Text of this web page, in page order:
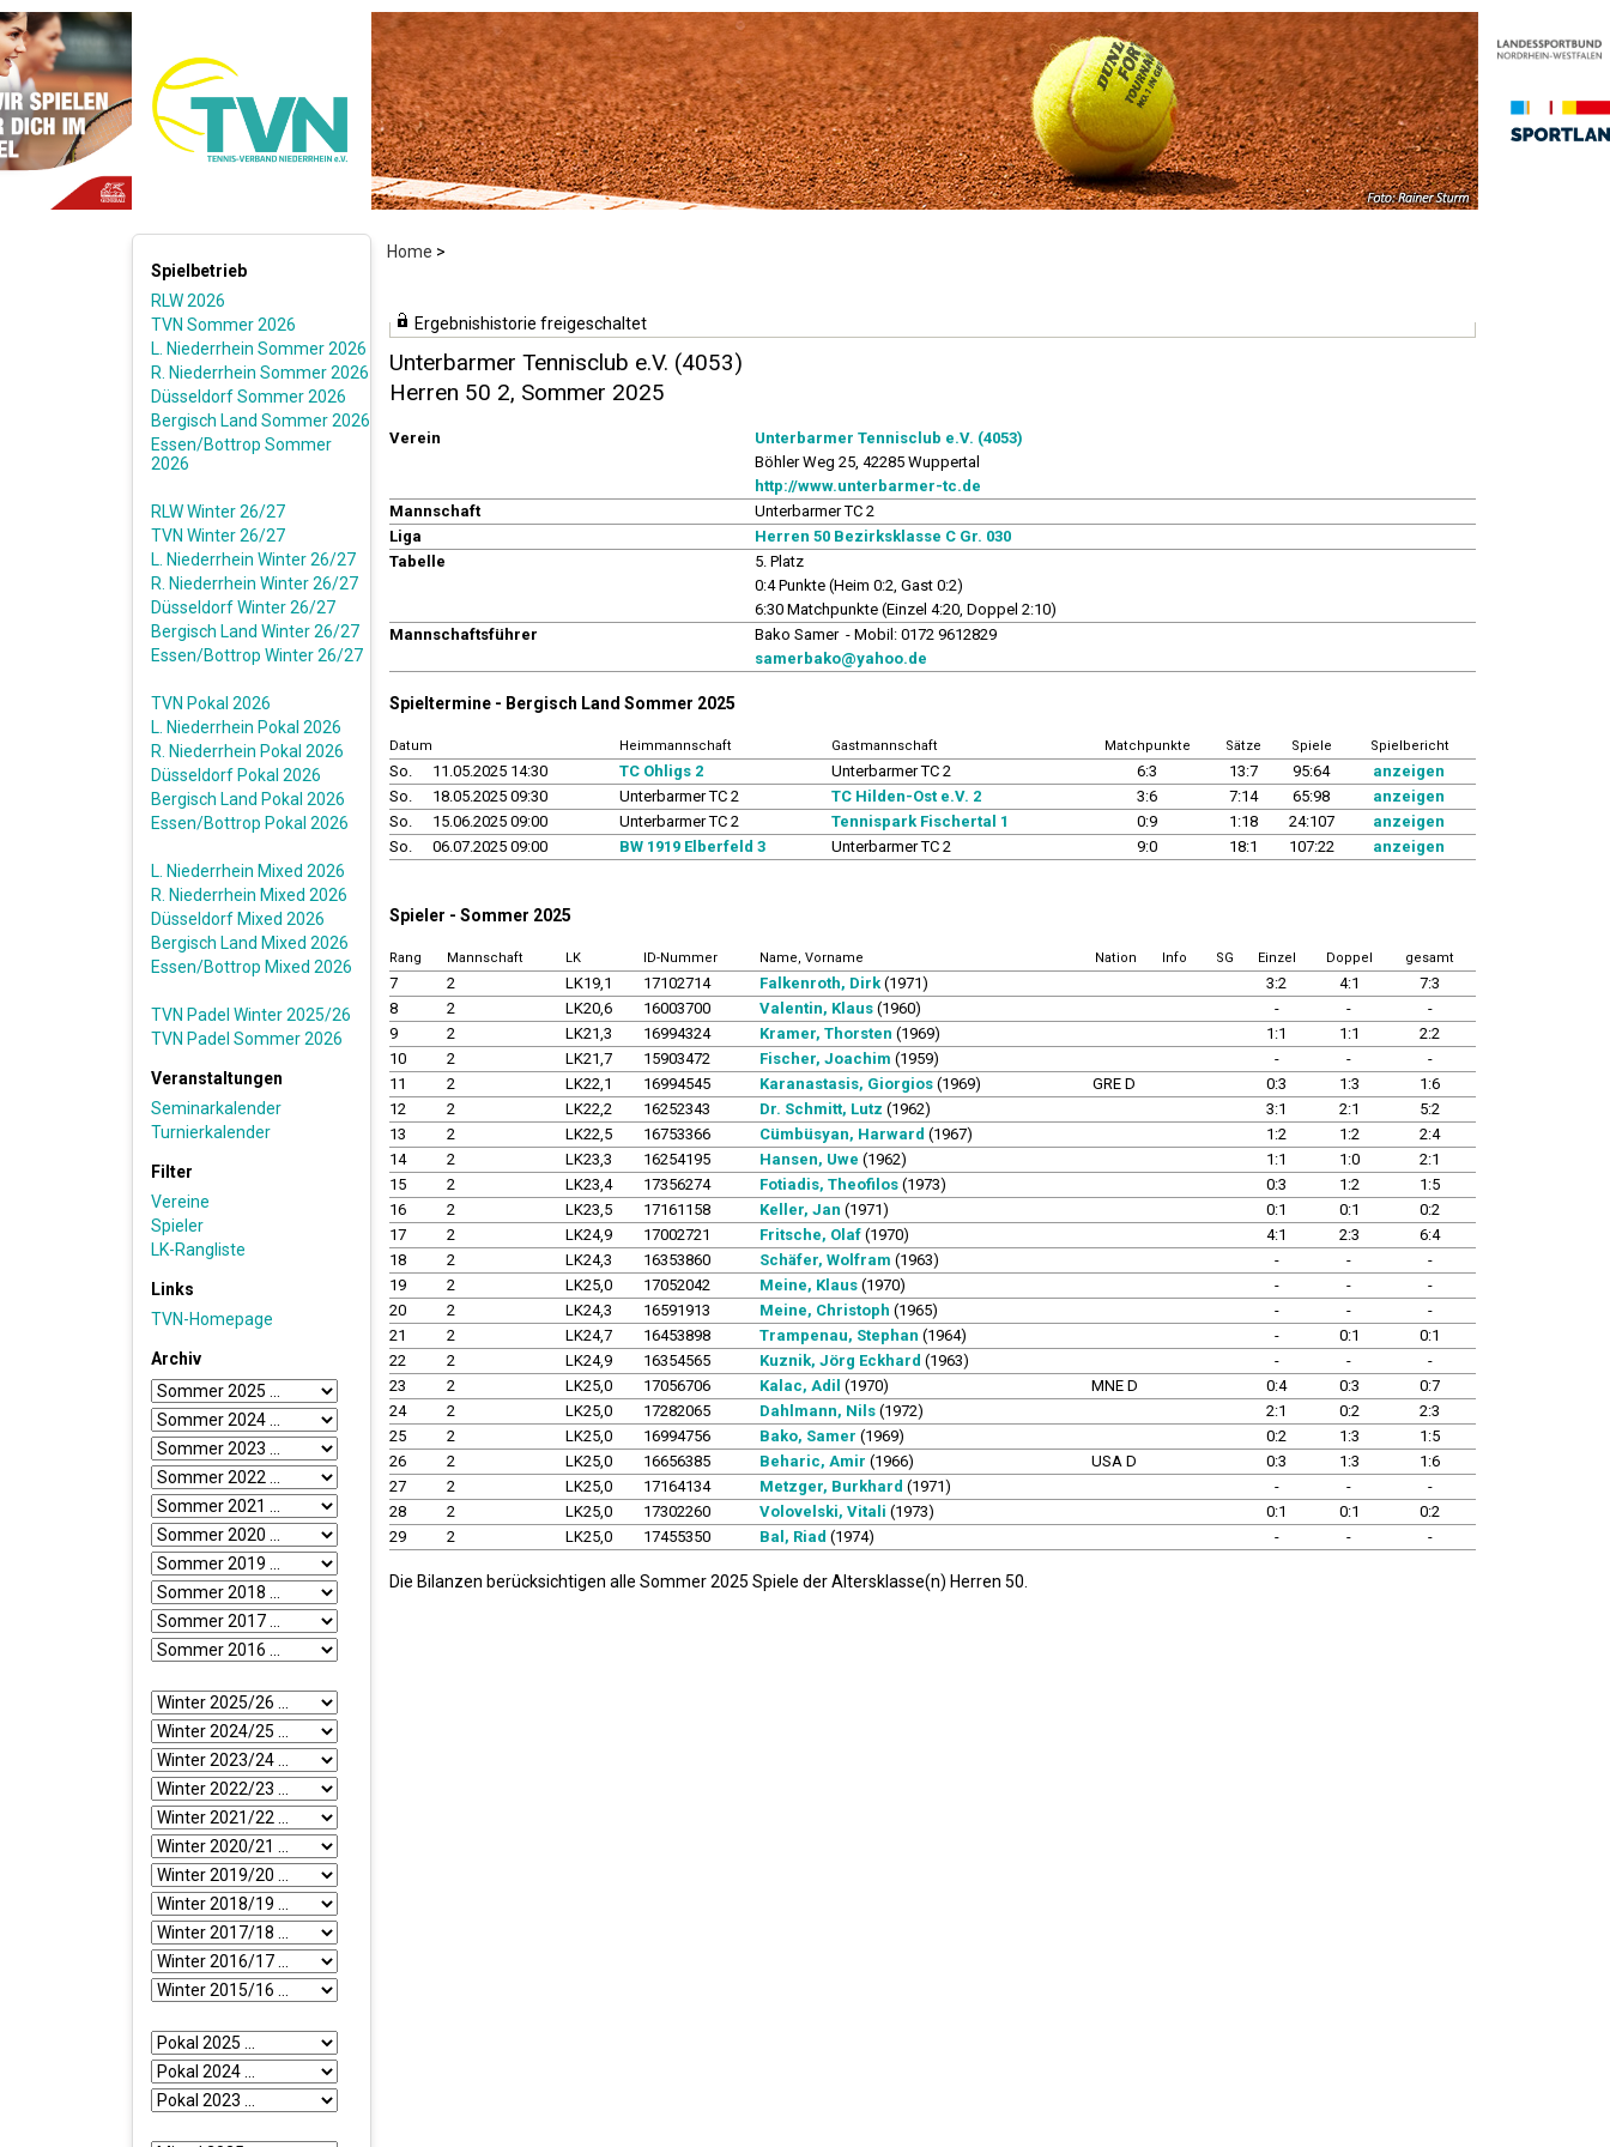
Home >
Spielbetrieb
RLW 2026
TVN Sommer 2026
L. Niederrhein Sommer 2026
R. Niederrhein Sommer 2026
Düsseldorf Sommer 2026
Bergisch Land Sommer 2026
Essen/Bottrop Sommer
2026
RLW Winter 26/27
TVN Winter 26/27
L. Niederrhein Winter 26/27
R. Niederrhein Winter 26/27
Düsseldorf Winter 26/27
Bergisch Land Winter 26/27
Essen/Bottrop Winter 26/27
TVN Pokal 2026
L. Niederrhein Pokal 2026
R. Niederrhein Pokal 2026
Düsseldorf Pokal 2026
Bergisch Land Pokal 2026
Essen/Bottrop Pokal 2026
L. Niederrhein Mixed 2026
R. Niederrhein Mixed 2026
Düsseldorf Mixed 2026
Bergisch Land Mixed 2026
Essen/Bottrop Mixed 2026
TVN Padel Winter 2025/26
TVN Padel Sommer 2026
Veranstaltungen
Seminarkalender
Turnierkalender
Filter
Vereine
Spieler
LK-Rangliste
Links
TVN-Homepage
Archiv
Ergebnishistorie freigeschaltet
Unterbarmer Tennisclub e.V. (4053)
Herren 50 2, Sommer 2025
Verein
Unterbarmer Tennisclub e.V. (4053)
Böhler Weg 25, 42285 Wuppertal
http://www.unterbarmer-tc.de
Mannschaft
Unterbarmer TC 2
Liga
Herren 50 Bezirksklasse C Gr. 030
Tabelle
5. Platz
0:4 Punkte (Heim 0:2, Gast 0:2)
6:30 Matchpunkte (Einzel 4:20, Doppel 2:10)
Mannschaftsführer
Bako Samer - Mobil: 0172 9612829
samerbako@yahoo.de
Spieltermine - Bergisch Land Sommer 2025
Datum Heimmannschaft Gastmannschaft Matchpunkte Sätze Spiele Spielbericht
So. 11.05.2025 14:30 TC Ohligs 2 Unterbarmer TC 2 6:3 13:7 95:64
anzeigen
So.
18.05.2025 09:30 Unterbarmer TC 2 TC Hilden-Ost e.V. 2 3:6 7:14 65:98
anzeigen
So.
15.06.2025 09:00 Unterbarmer TC 2 Tennispark Fischertal 1 0:9 1:18 24:107
anzeigen
So.
06.07.2025 09:00 BW 1919 Elberfeld 3 Unterbarmer TC 2 9:0 18:1 107:22 anzeigen
Spieler - Sommer 2025
Rang Mannschaft LK ID-Nummer Name, Vorname Nation Info SG Einzel Doppel gesamt
7 2 LK19,1 17102714 Falkenroth, Dirk(1971) 3:2 4:1
7:3
8
2 LK20,6 16003700 Valentin, Klaus (1960) - -
-
9
2 LK21,3 16994324 Kramer, Thorsten (1969) 1:1 1:1
2:2
10
2 LK21,7 15903472 Fischer, Joachim (1959) - -
-
11
2 LK22,1 16994545 Karanastasis, Giorgios (1969) GRE D 0:3 1:3
1:6
12
2 LK22,2 16252343 Dr. Schmitt, Lutz (1962) 3:1 2:1
5:2
13
2 LK22,5 16753366 Cümbüsyan, Harward (1967) 1:2 1:2
2:4
14
2 LK23,3 16254195 Hansen, Uwe (1962) 1:1 1:0
2:1
15
2 LK23,4 17356274 Fotiadis, Theofilos (1973) 0:3 1:2
1:5
16
2 LK23,5 17161158 Keller, Jan (1971) 0:1 0:1
0:2
17
2 LK24,9 17002721 Fritsche, Olaf (1970) 4:1 2:3
6:4
18
2 LK24,3 16353860 Schäfer, Wolfram (1963) - -
-
19
2 LK25,0 17052042 Meine, Klaus (1970) - -
-
20
2 LK24,3 16591913 Meine, Christoph (1965) - -
-
21
2 LK24,7 16453898 Trampenau, Stephan (1964) - 0:1
0:1
22
2 LK24,9 16354565 Kuznik, Jörg Eckhard (1963) - -
-
23
2 LK25,0 17056706 Kalac, Adil (1970) MNE D 0:4 0:3
0:7
24
2 LK25,0 17282065 Dahlmann, Nils (1972) 2:1 0:2
2:3
25
2 LK25,0 16994756 Bako, Samer (1969) 0:2 1:3
1:5
26
2 LK25,0 16656385 Beharic, Amir (1966) USA D 0:3 1:3
1:6
27
2 LK25,0 17164134 Metzger, Burkhard (1971) - -
-
28
2 LK25,0 17302260 Volovelski, Vitali (1973) 0:1 0:1
0:2
29
2 LK25,0 17455350 Bal, Riad (1974) - - -
Die Bilanzen berücksichtigen alle Sommer 2025 Spiele der Altersklasse(n) Herren 50.